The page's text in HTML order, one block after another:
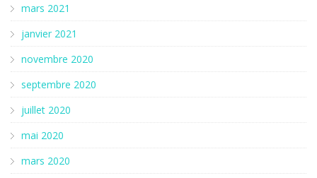
mars 2021
janvier 2021
novembre 2020
septembre 2020
juillet 2020
mai 2020
mars 2020